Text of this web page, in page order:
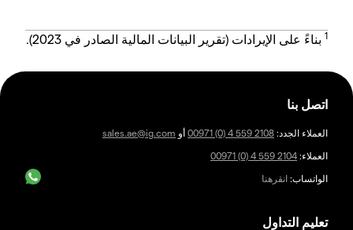
1 بناءً على الإيرادات (تقرير البيانات المالية الصادر في 2023).
اتصل بنا
العملاء الجدد: 00971 (0) 4 559 2108 أو sales.ae@ig.com
العملاء: 00971 (0) 4 559 2104
الواتساب: انقرهنا
تعليم التداول